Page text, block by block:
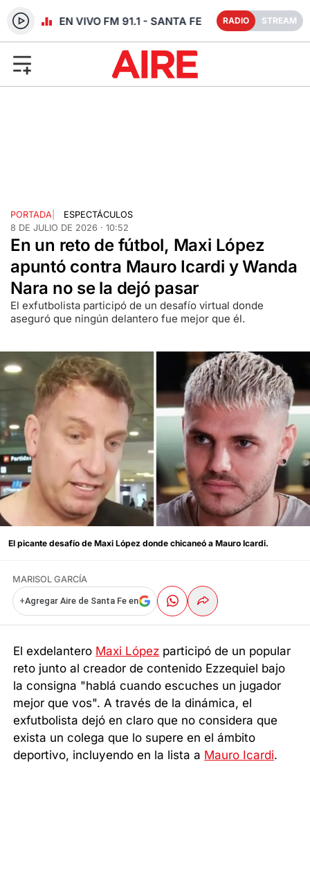
RADIO EN VIVO FM 91.1 - SANTA FE RADIO STREAM
PORTADA
ESPECTÁCULOS
8 DE JULIO DE 2026 · 10:52
En un reto de fútbol, Maxi López
apuntó contra Mauro Icardi y Wanda
Nara no se la dejó pasar
El exfutbolista participó de un desafío virtual donde
aseguró que ningún delantero fue mejor que él.
El picante desafío de Maxi López donde chicaneó a Mauro Icardi.
MARISOL GARCÍA
+Agregar Aire de Santa Fe en
El exdelantero Maxi López participó de un popular
reto junto al creador de contenido Ezzequiel bajo
la consigna "hablá cuando escuches un jugador
mejor que vos". A través de la dinámica, el
exfutbolista dejó en claro que no considera que
exista un colega que lo supere en el ámbito
deportivo, incluyendo en la lista a Mauro Icardi.